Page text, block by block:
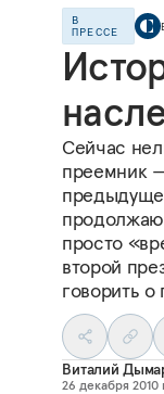
В
ПРЕССЕ
Сейчас
преемник
просто
второй
говорить
Виталий
26 декабря 2010